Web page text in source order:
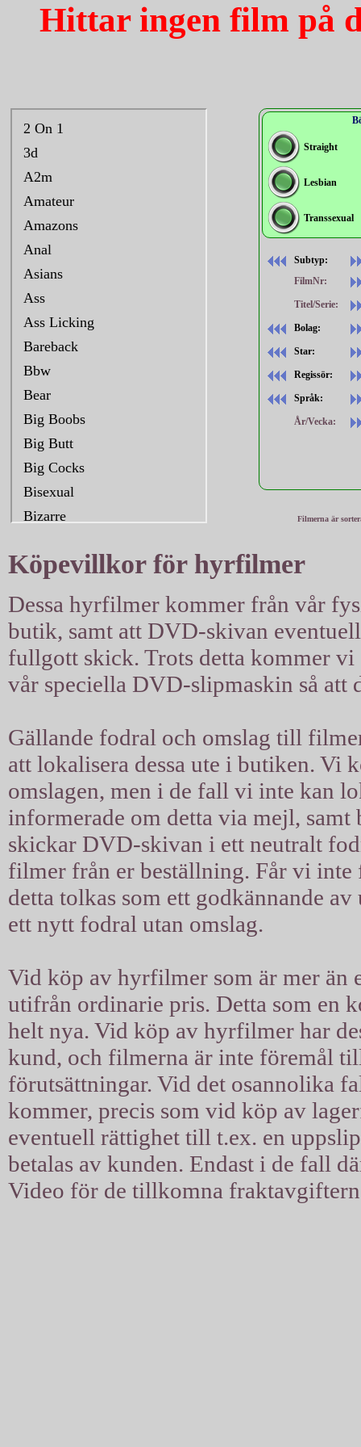
Hittar ingen film på
Straight
Lesbian
Transsexual
Subtyp:
FilmNr:
Titel/Serie:
Bolag:
Star:
Regissör:
Språk:
År/Vecka:
Filmerna är
Köpevillkor för hyrfilmer
Dessa hyrfilmer kommer från vår
butik, samt att DVD-skivan
fullgott skick. Trots detta kommer
vår speciella DVD-slipmaskin så
Gällande fodral och omslag till
att lokalisera dessa ute i butiken. Vi
omslagen, men i de fall vi inte kan
informerade om detta via mejl,
skickar DVD-skivan i ett neutralt
filmer från er beställning. Får vi
detta tolkas som ett godkännande
ett nytt fodral utan omslag.
Vid köp av hyrfilmer som är mer än
utifrån ordinarie pris. Detta som en
helt nya. Vid köp av hyrfilmer har
kund, och filmerna är inte föremål
förutsättningar. Vid det osannolika
kommer, precis som vid köp av
eventuell rättighet till t.ex. en
betalas av kunden. Endast i de fall
Video för de tillkomna